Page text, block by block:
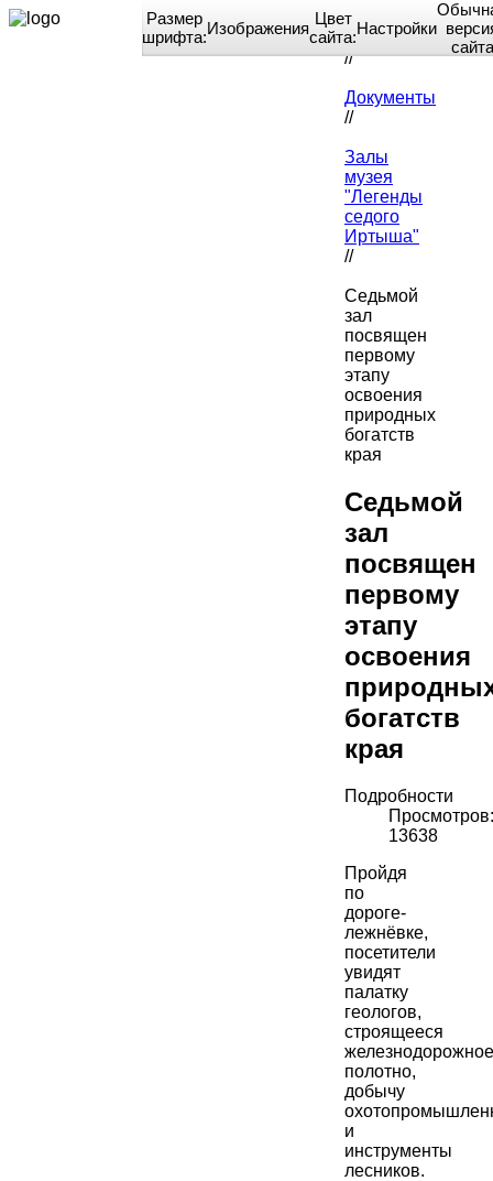
Home
//
Документы
//
Залы
музея
"Легенды
седого
Иртыша"
//
Седьмой
зал
посвящен
первому
этапу
освоения
природных
богатств
края
Седьмой
зал
посвящен
первому
этапу
освоения
богатств
края
Подробности
Просмотров:
13638
Пройдя
по
дороге-
лежнёвке,
посетители
увидят
палатку
геологов,
строящееся
железнодорожное
полотно,
добычу
и
инструменты
лесников.
Размер
шрифта:Изображения
Цвет
сайта:Настройки
сайта